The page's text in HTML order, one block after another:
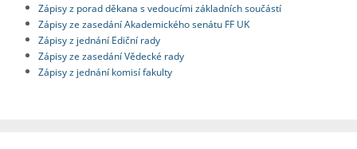
Zápisy z porad děkana s vedoucími základních součástí
Zápisy ze zasedání Akademického senátu FF UK
Zápisy z jednání Ediční rady
Zápisy ze zasedání Vědecké rady
Zápisy z jednání komisí fakulty